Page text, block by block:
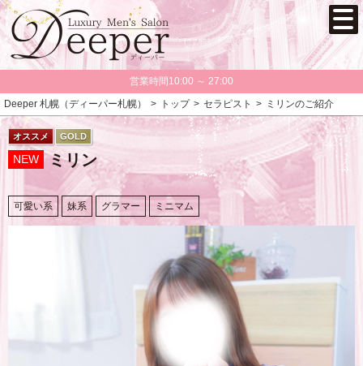
営業時間10:00 ～ 27:00
Deeper 札幌（ディーパー札幌）
トップ セラピスト ミリンのご紹介
オススメ GOLD
NEW ミリン
可愛い系 妹系 グラマー ミニマム